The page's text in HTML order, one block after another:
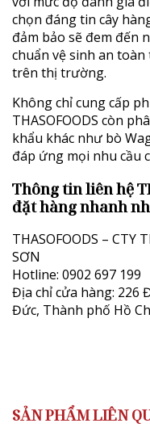
chọn đáng tin cây
đảm bảo sẽ đem đến
chuẩn vệ sinh an
trên thị trường.
Không chỉ cung cấp
THASOFOODS còn
khẩu khác như bò
đáp ứng mọi nhu cầu
Thông tin liên hệ
đặt hàng nhanh
THASOFOODS – CTY
SƠN
Hotline: 0902 697 199
Địa chỉ cửa hàng: 226
Đức, Thành phố Hồ
SẢN PHẨM LIÊN